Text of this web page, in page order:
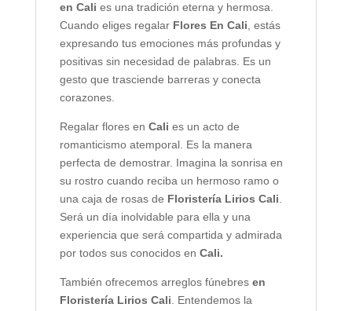
en Cali es una tradición eterna y hermosa.
Cuando eliges regalar Flores En Cali , estás
expresando tus emociones más profundas y
positivas sin necesidad de palabras. Es un
gesto que trasciende barreras y conecta
corazones.
Regalar flores en Cali es un acto de
romanticismo atemporal. Es la manera
perfecta de demostrar. Imagina la sonrisa en
su rostro cuando reciba un hermoso ramo o
una caja de rosas de Floristería Lirios Cali
Será un día inolvidable para ella y una
experiencia que será compartida y admirada
por todos sus conocidos en Cali.
También ofrecemos arreglos fúnebres en
Floristería Lirios Cali . Entendemos la